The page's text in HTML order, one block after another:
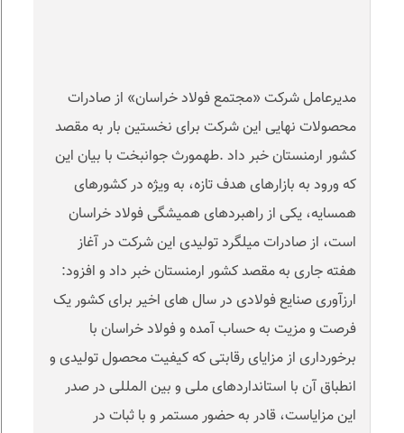
مدیرعامل شرکت «مجتمع فولاد خراسان» از صادرات
محصولات نهایی این شرکت برای نخستین بار به مقصد
کشور ارمنستان خبر داد .طهمورث جوانبخت با بیان این
که ورود به بازارهای هدف تازه، به ویژه در کشورهای
همسایه، یکی از راهبردهای همیشگی فولاد خراسان
است، از صادرات میلگرد تولیدی این شرکت در آغاز
هفته جاری به مقصد کشور ارمنستان خبر داد و افزود:
ارزآوری صنایع فولادی در سال های اخیر برای کشور یک
فرصت و مزیت به حساب آمده و فولاد خراسان با
برخورداری از مزایای رقابتی که کیفیت محصول تولیدی و
انطباق آن با استانداردهای ملی و بین المللی در صدر
این مزایاست، قادر به حضور مستمر و با ثبات در